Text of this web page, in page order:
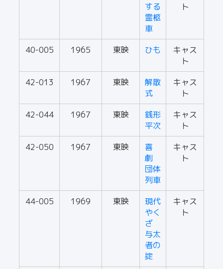
する
霊柩
車
ト
40-005 1965 東映 ひも
キャス
ト
42-013
1967 東映
解散
式
キャス
ト
42-044
1967 東映
銭形
平次
キャス
ト
42-050
1967 東映
喜
劇
団体
列車
キャス
ト
44-005 1969 東映
現代
やく
ざ
与太
者の
掟
キャス
ト